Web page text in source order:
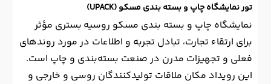
تور نمایشگاه چاپ و بسته بندی مسکو (UPACK)
نمایشگاه چاپ و بسته بندی مسکو روسیه بستری مؤثر
برای ارتقاء تجارت، تبادل تجربه و اطلاعات در مورد روندهای
فعلی و تجهیزات مدرن در صنعت بسته‌بندی و چاپ است.
این رویداد مکان ملاقات تولیدکنندگان روسی و خارجی و